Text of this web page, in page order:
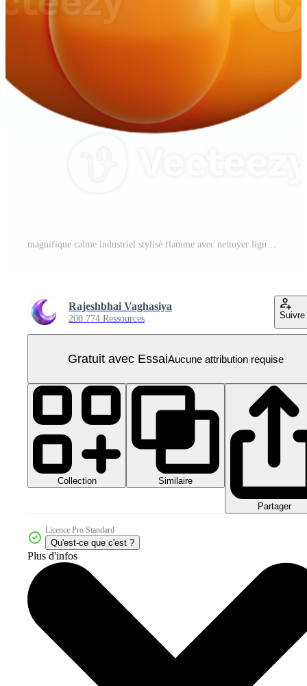
magnifique calme industriel stylisé flamme avec nettoyer lignes et plat Orange couleur. croustillant bords, évolutif conception. artisan PNG Pro
Rajeshbhai Vaghasiya
200 774 Ressources Suivre
Gratuit avec EssaiAucune attribution requise
Collection Similaire
Partager
Licence Pro Standard
Qu'est-ce que c'est ?
Plus d'infos